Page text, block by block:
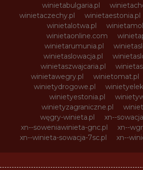
winietabulgaria.pl
winietaczechy.pl
winietaestonia.pl
winietalotwa.pl
winietaonline.com
winietarumunia.pl
winietaslowacja.pl
winietaszwajcaria.pl
winietawegry.pl
winietomat.pl
winietydrogowe.pl
winietyestonia.pl
winietyzagraniczne.pl
węgry-winieta.pl
xn--
xn--soweniawinieta-gnc.pl
xn--
xn--winieta-sowacja-7sc.pl
xn--